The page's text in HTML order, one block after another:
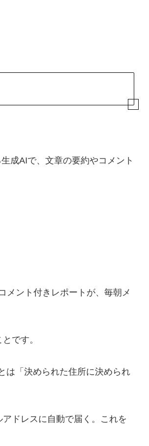
成AIで、文章の要約やコメント
メント付きレポートが、毎朝メ
です。
は「決められた住所に決められ
ドレスに自動で届く。これを